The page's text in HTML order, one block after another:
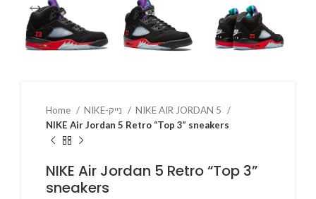
Home
NIKE AIR JORDAN 5
NIKE Air Jordan 5 Retro “Top 3” sneakers
NIKE Air Jordan 5 Retro “Top 3”
sneakers